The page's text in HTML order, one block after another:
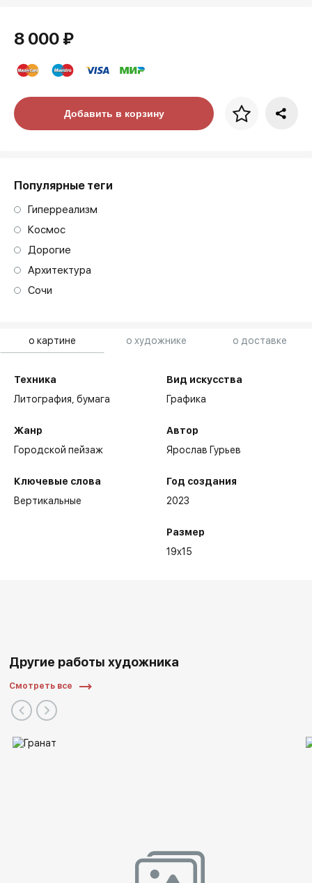
о картине о художнике о доставке
Техника
Литография,бумага
Жанр
Городской пейзаж
Ключевые слова
Вертикальные
Вид искусства
Графика
Автор
Ярослав Гурьев
Год создания
2023
Размер
19x15
Выставки:
8 000 ₽
Цена за багетДобавить в корзину
Популярные теги
Гиперреализм
Космос
Дорогие
Архитектура
Сочи
Другие работы художника
Смотреть все